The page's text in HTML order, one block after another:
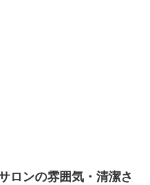
ロンの雰囲気・清潔さ